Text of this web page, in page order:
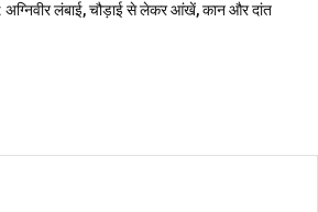
लंबाई, चौड़ाई से लेकर आंखें, कान और दांत